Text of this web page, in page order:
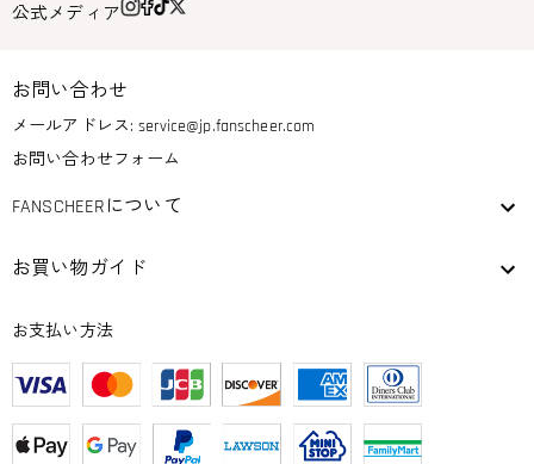
公式メディア
お問い合わせ
メールアドレス:service@jp.fanscheer.com
お問い合わせフォーム
FANSCHEERについて
お買い物ガイド
お支払い方法